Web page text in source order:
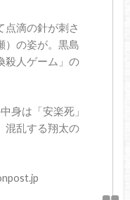
点滴の針が刺さ
）の姿が。黒島
殺人ゲーム」の
身は「安楽死」
混乱する翔太の